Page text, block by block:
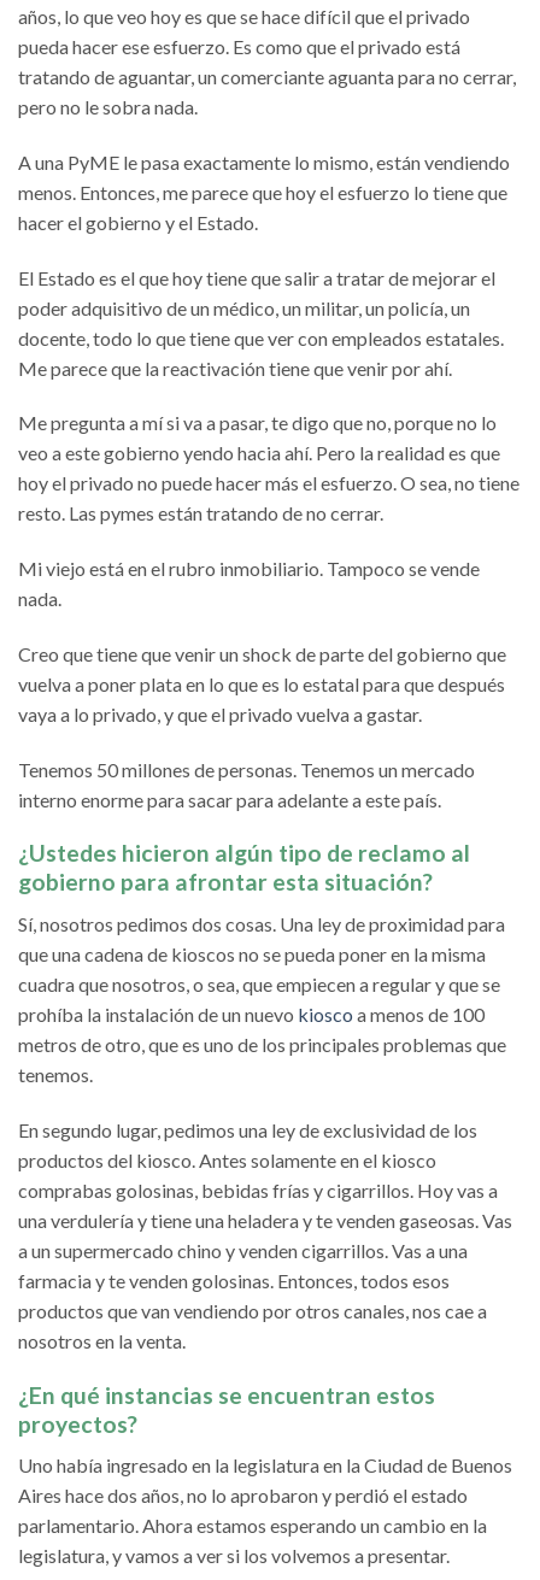
años, lo que veo hoy es que se hace difícil que el privado
pueda hacer ese esfuerzo. Es como que el privado está
tratando de aguantar, un comerciante aguanta para no cerrar,
pero no le sobra nada.
A una PyME le pasa exactamente lo mismo, están vendiendo
menos. Entonces, me parece que hoy el esfuerzo lo tiene que
hacer el gobierno y el Estado.
El Estado es el que hoy tiene que salir a tratar de mejorar el
poder adquisitivo de un médico, un militar, un policía, un
docente, todo lo que tiene que ver con empleados estatales.
Me parece que la reactivación tiene que venir por ahí.
Me pregunta a mí si va a pasar, te digo que no, porque no lo
veo a este gobierno yendo hacia ahí. Pero la realidad es que
hoy el privado no puede hacer más el esfuerzo. O sea, no tiene
resto. Las pymes están tratando de no cerrar.
Mi viejo está en el rubro inmobiliario. Tampoco se vende
nada.
Creo que tiene que venir un shock de parte del gobierno que
vuelva a poner plata en lo que es lo estatal para que después
vaya a lo privado, y que el privado vuelva a gastar.
Tenemos 50 millones de personas. Tenemos un mercado
interno enorme para sacar para adelante a este país.
¿Ustedes hicieron algún tipo de reclamo al
gobierno para afrontar esta situación?
Sí, nosotros pedimos dos cosas. Una ley de proximidad para
que una cadena de kioscos no se pueda poner en la misma
cuadra que nosotros, o sea, que empiecen a regular y que se
prohíba la instalación de un nuevo kiosco a menos de 100
metros de otro, que es uno de los principales problemas que
tenemos.
En segundo lugar, pedimos una ley de exclusividad de los
productos del kiosco. Antes solamente en el kiosco
comprabas golosinas, bebidas frías y cigarrillos. Hoy vas a
una verdulería y tiene una heladera y te venden gaseosas. Vas
a un supermercado chino y venden cigarrillos. Vas a una
farmacia y te venden golosinas. Entonces, todos esos
productos que van vendiendo por otros canales, nos cae a
nosotros en la venta.
¿En qué instancias se encuentran estos
proyectos?
Uno había ingresado en la legislatura en la Ciudad de Buenos
Aires hace dos años, no lo aprobaron y perdió el estado
parlamentario. Ahora estamos esperando un cambio en la
legislatura, y vamos a ver si los volvemos a presentar.